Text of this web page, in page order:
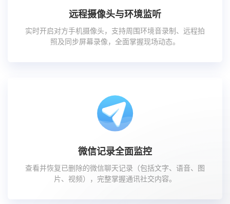
远程摄像头与环境监听
实时开启对方手机摄像头，支持周围环境音录制、远程拍
照及同步屏幕录像，全面掌握现场动态。
微信记录全面监控
查看并恢复已删除的微信聊天记录（包括文字、语音、图
片、视频），完整掌握通讯社交内容。